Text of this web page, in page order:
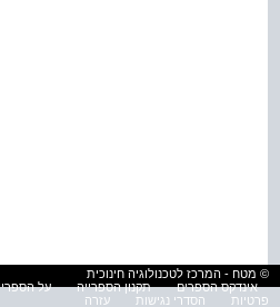
© מטח - המרכז לטכנולוגיה חינוכית
אינדקס הספרים
תקנון הספרייה על
פרטיות
הסדרי נגישות עזרה